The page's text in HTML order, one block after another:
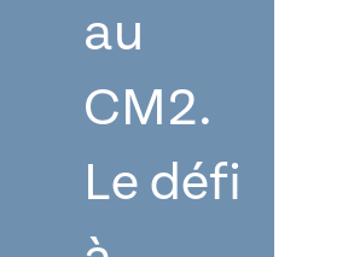
au
CM2.
Le défi